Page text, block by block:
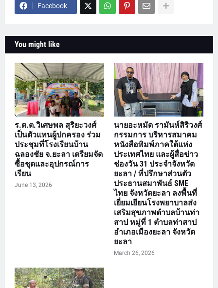
Facebook
You might like
ร.ต.ต.วิเศษพล สุริยะวงศ์
เป็นตัวแทนผู้ปกครอง ร่วม
ประชุมที่โรงเรียนบ้าน
ฉลองชัย จ.ยะลา เตรียมจัด
ซื้อชุดและอุปกรณ์การ
เรียน
June 13, 2026
นายอะหมัด รามันห์สิริวงศ์
กรรมการ บริหารสมาคม
หนังสือพิมพ์ภาคใต้แห่ง
ประเทศไทย และผู้สื่อข่าว
ช่องวัน 31 ประจำจังหวัด
ยะลา / ที่ปรึกษาส่วนตัว
ประธานสมาพันธ์ SME
ไทย จังหวัดยะลา ลงพื้นที่
เยี่ยมเยียนโรงพยาบาลส่ง
เสริมสุขภาพตำบลบ้านท่า
สาป หมู่ที่ 1 ตำบลท่าสาป
อำเภอเมืองยะลา จังหวัด
ยะลา
March 26, 2026